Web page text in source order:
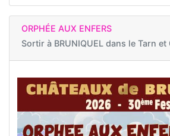
ORPHÉE AUX ENFERS
Sortir à BRUNIQUEL dans le Tarn et